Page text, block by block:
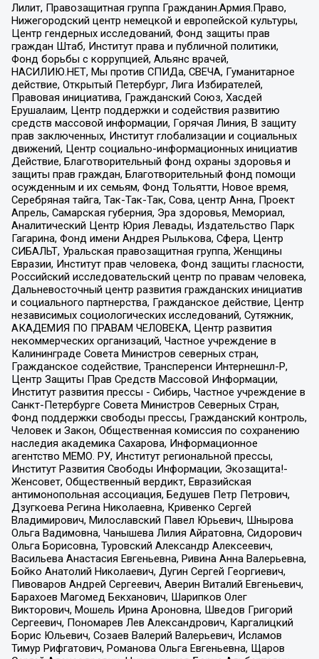
Лилит, Правозащитная группа Гражданин.Армия.Право,
Нижегородский центр немецкой и европейской культуры,
Центр гендерных исследований, Фонд защиты прав
граждан Штаб, Институт права и публичной политики,
Фонд борьбы с коррупцией, Альянс врачей,
НАСИЛИЮ.НЕТ, Мы против СПИДа, СВЕЧА, Гуманитарное
действие, Открытый Петербург, Лига Избирателей,
Правовая инициатива, Гражданский Союз, Хасдей
Ерушалаим, Центр поддержки и содействия развитию
средств массовой информации, Горячая Линия, В защиту
прав заключенных, Институт глобализации и социальных
движений, Центр социально-информационных инициатив
Действие, Благотворительный фонд охраны здоровья и
защиты прав граждан, Благотворительный фонд помощи
осужденным и их семьям, Фонд Тольятти, Новое время,
Серебряная тайга, Так-Так-Так, Сова, центр Анна, Проект
Апрель, Самарская губерния, Эра здоровья, Мемориал,
Аналитический Центр Юрия Левады, Издательство Парк
Гагарина, Фонд имени Андрея Рылькова, Сфера, Центр
СИБАЛЬТ, Уральская правозащитная группа, Женщины
Евразии, Институт прав человека, Фонд защиты гласности,
Российский исследовательский центр по правам человека,
Дальневосточный центр развития гражданских инициатив
и социального партнерства, Гражданское действие, Центр
независимых социологических исследований, Сутяжник,
АКАДЕМИЯ ПО ПРАВАМ ЧЕЛОВЕКА, Центр развития
некоммерческих организаций, Частное учреждение в
Калининграде Совета Министров северных стран,
Гражданское содействие, Трансперенси Интернешнл-Р,
Центр Защиты Прав Средств Массовой Информации,
Институт развития прессы - Сибирь, Частное учреждение в
Санкт-Петербурге Совета Министров Северных Стран,
Фонд поддержки свободы прессы, Гражданский контроль,
Человек и Закон, Общественная комиссия по сохранению
наследия академика Сахарова, Информационное
агентство МЕМО. РУ, Институт региональной прессы,
Институт Развития Свободы Информации, Экозащита!-
Женсовет, Общественный вердикт, Евразийская
антимонопольная ассоциация, Бедушев Петр Петрович,
Дзугкоева Регина Николаевна, Кривенко Сергей
Владимирович, Милославский Павел Юрьевич, Шнырова
Ольга Вадимовна, Чанышева Лилия Айратовна, Сидорович
Ольга Борисовна, Туровский Александр Алексеевич,
Васильева Анастасия Евгеньевна, Ривина Анна Валерьевна,
Бойко Анатолий Николаевич, Дугин Сергей Георгиевич,
Пивоваров Андрей Сергеевич, Аверин Виталий Евгеньевич,
Барахоев Магомед Бекханович, Шарипков Олег
Викторович, Мошель Ирина Ароновна, Шведов Григорий
Сергеевич, Пономарев Лев Александрович, Каргалицкий
Борис Юльевич, Созаев Валерий Валерьевич, Исламов
Тимур Рифгатович, Романова Ольга Евгеньевна, Щаров